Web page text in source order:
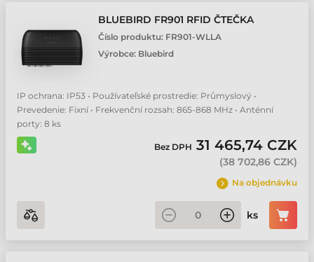
BLUEBIRD FR901 RFID ČTEČKA
Číslo produktu: FR901-WLLA
Výrobce: Bluebird
IP ochrana: IP53 • Používateľské prostredie: Průmyslový •
Prevedenie: Fixní • Frekvenční rozsah: 865-868 MHz • Anténní
porty: 8 ks
Bez DPH 31 465,74 CZK
(38 702,86 CZK)
Na objednávku
ks